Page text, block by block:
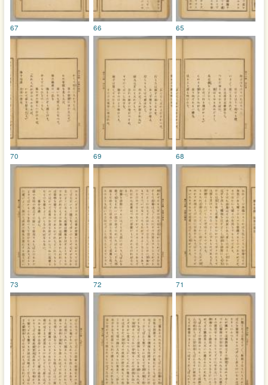
65
66
67
68
69
70
71
72
73